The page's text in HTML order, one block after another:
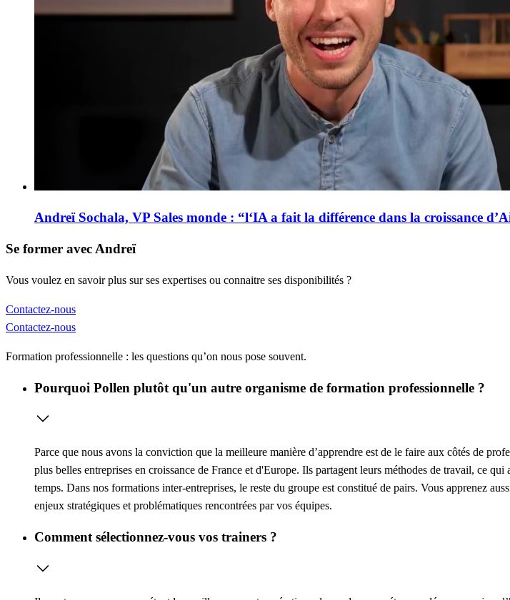
Andreï Sochala, VP Sales monde : “l‘IA a fait la différence dans la croissance
Se former avec Andreï
Vous voulez en savoir plus sur ses expertises ou connaitre ses disponibilités ?
Contactez-nous
Contactez-nous
Formation professionnelle : les questions qu’on nous pose souvent.
Pourquoi Pollen plutôt qu'un autre organisme de formation professionnelle ?
Parce que nous avons la conviction que la meilleure manière d’apprendre est de le faire aux côtés de
plus belles entreprises en croissance de France et d'Europe. Ils partagent leurs méthodes de travail, ce
temps. Dans nos formations inter-entreprises, le reste du groupe est constitué de pairs. Vous apprenez
enjeux stratégiques et problématiques rencontrées par vos équipes.
Comment sélectionnez-vous vos trainers ?